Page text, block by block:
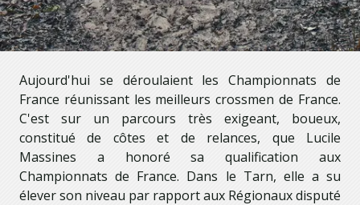
Aujourd'hui se déroulaient les Championnats de
France réunissant les meilleurs crossmen de France.
C'est sur un parcours très exigeant, boueux,
constitué de côtes et de relances, que Lucile
Massines a honoré sa qualification aux
Championnats de France. Dans le Tarn, elle a su
élever son niveau par rapport aux Régionaux disputé